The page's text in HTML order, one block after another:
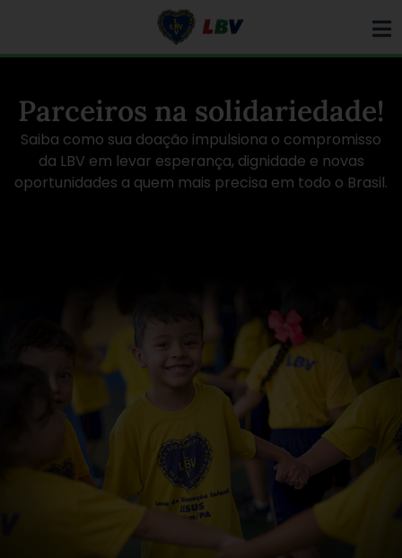
Parceiros na solidariedade!
Saiba como sua doação impulsiona o compromisso
da LBV em levar esperança, dignidade e novas
oportunidades a quem mais precisa em todo o Brasil.